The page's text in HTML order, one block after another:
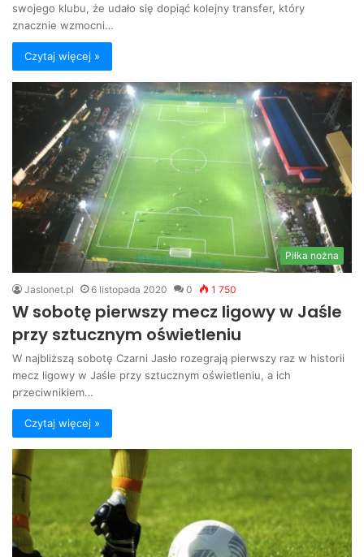
swojego klubu, że udało się dopiąć kolejny transfer, który
znacznie wzmocni…
Czytaj więcej »
Piłka nożna
Jaslonet.pl 6 listopada 2020 0 1 750
W sobotę pierwszy mecz ligowy w Jaśle
przy sztucznym oświetleniu
W najbliższą sobotę Czarni Jasło rozegrają pierwszy raz w historii
mecz ligowy w Jaśle przy sztucznym oświetleniu, a ich
przeciwnikiem…
Czytaj więcej »